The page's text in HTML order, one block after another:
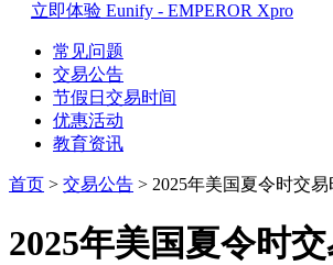
立即体验 Eunify - EMPEROR Xpro
常见问题
交易公告
节假日交易时间
优惠活动
教育资讯
首页 > 交易公告 > 2025年美国夏令时交
2025年美国夏令时